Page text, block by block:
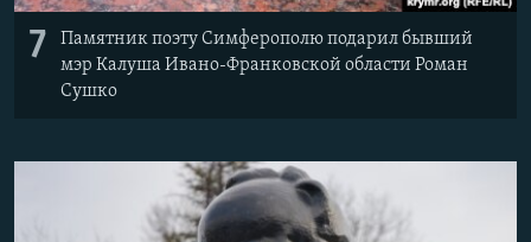
7
Памятник поэту Симферополю подарил бывший
мэр Калуша Ивано-Франковской области Роман
Сушко